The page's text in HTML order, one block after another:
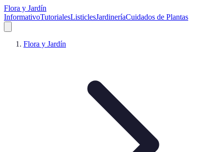
Flora y Jardín
InformativoTutorialesListiclesJardineríaCuidados de Plantas
Flora y Jardín